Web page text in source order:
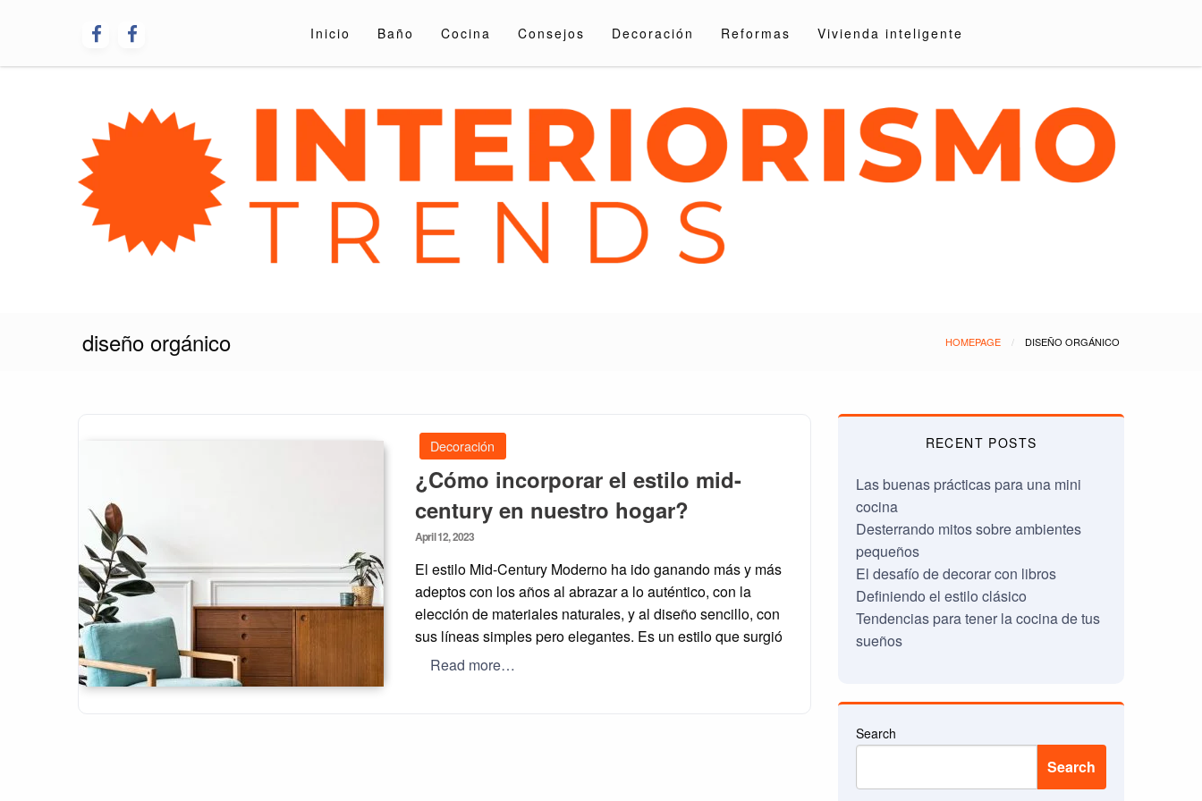
Inicio Baño Cocina Consejos Decoración Reformas Vivienda inteligente
diseño orgánico HOMEPAGE DISEÑO ORGÁNICO
Decoración
¿Cómo incorporar el estilo mid-
century en nuestro hogar?
Posted
April 12, 2023
El estilo Mid-Century Moderno ha ido ganando más y más
adeptos con los años al abrazar a lo auténtico, con la
elección de materiales naturales, y al diseño sencillo, con
sus líneas simples pero elegantes. Es un estilo que surgió
Read more…
RECENT POSTS
Las buenas prácticas para una mini
cocina
Desterrando mitos sobre ambientes
pequeños
El desafío de decorar con libros
Definiendo el estilo clásico
Tendencias para tener la cocina de tus
sueños
Search
Search